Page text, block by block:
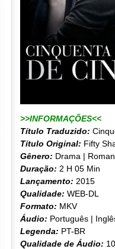
>>INFORMAÇÕES<<
Título Traduzido:
Título Original: Fifty
Gênero: Drama |
Duração: 2 H 05 Min
Lançamento: 2015
Qualidade: WEB-DL
Formato: MKV
Áudio: Português |
Legenda: PT-BR
Qualidade de Áudio: